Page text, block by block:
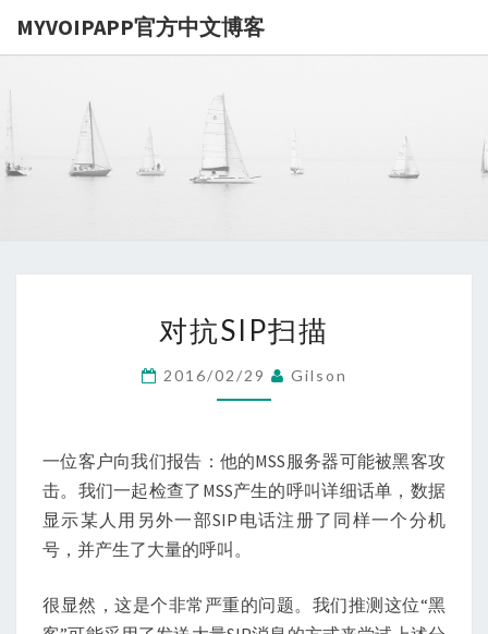
MYVOIPAPP官方中文博客
MYVOIPAPP
抗
扫
对抗SIP扫描
2016/02/29 Gilson
一位客户向我们报告：他的MSS服务器可能被黑客攻
击。我们一起检查了MSS产生的呼叫详细话单，数据
显示某人用另外一部SIP电话注册了同样一个分机
号，并产生了大量的呼叫。
很显然，这是个非常严重的问题。我们推测这位“黑